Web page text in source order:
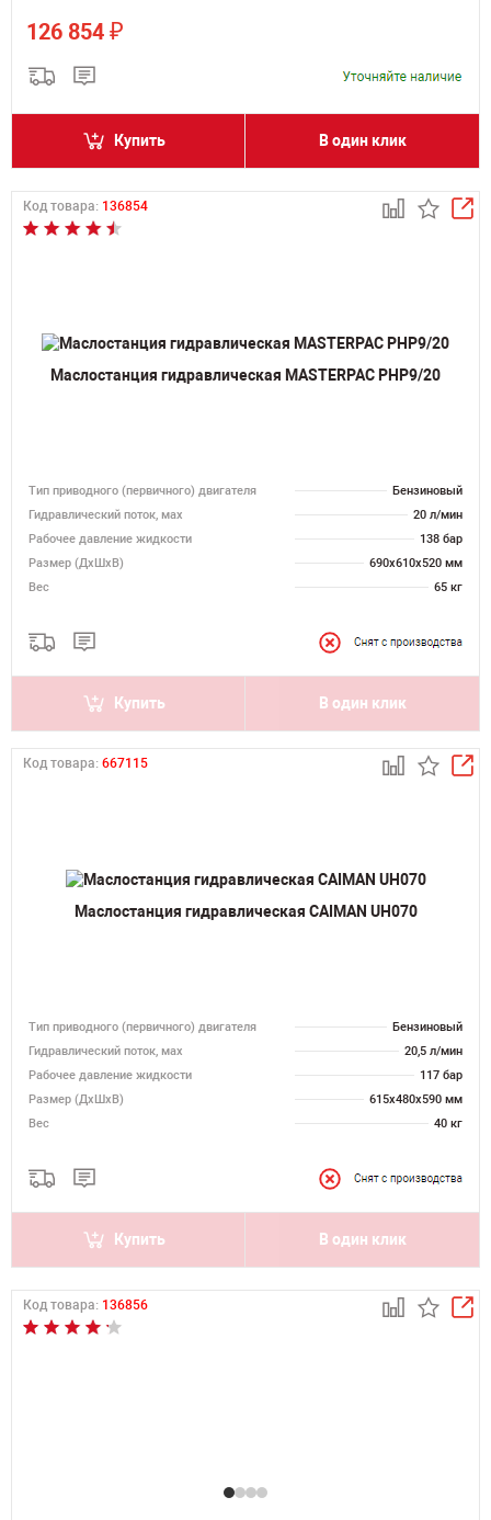
126 854 ₽
Купить В один клик
Код товара: 136854
Маслостанция гидравлическая MASTERPAC PHP9/20
Тип приводного (первичного) двигателя
Бензиновый
Гидравлический поток, мах
20 л/мин
Рабочее давление жидкости
138 бар
Размер (ДхШхВ)
690х610х520 мм
Вес
65 кг
Купить В один клик
Код товара: 667115
Маслостанция гидравлическая CAIMAN UH070
Тип приводного (первичного) двигателя
Бензиновый
Гидравлический поток, мах
20,5 л/мин
Рабочее давление жидкости
117 бар
Размер (ДхШхВ)
615х480х590 мм
Вес
40 кг
Купить В один клик
Код товара: 136856